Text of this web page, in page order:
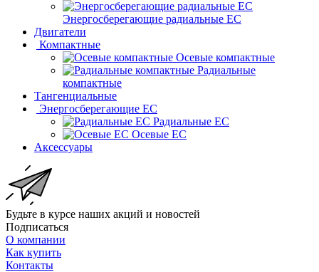
Энергосберегающие радиальные EC
Двигатели
Компактные
Осевые компактные
Радиальные
компактные
Тангенциальные
Энергосберегающие EC
Радиальные EC
Осевые EC
Аксессуары
Будьте в курсе наших акций и новостей
Подписаться
О компании
Как купить
Контакты